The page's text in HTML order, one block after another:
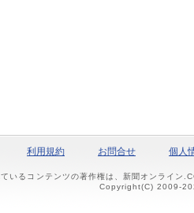
利用規約 お問合せ 個人
いるコンテンツの著作権は、新聞オンライン
Copyright(C) 2009-